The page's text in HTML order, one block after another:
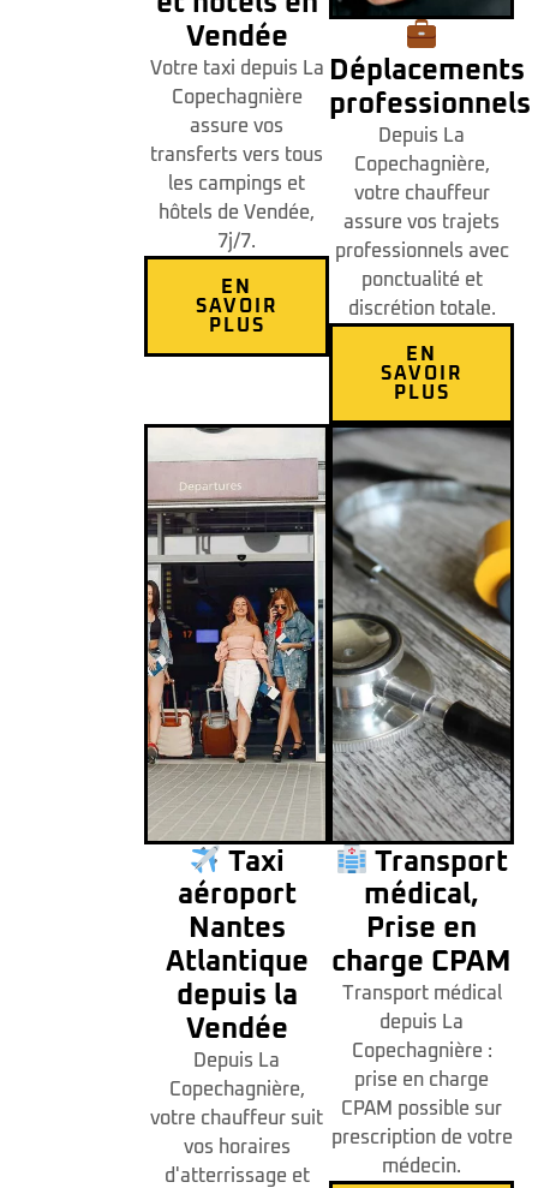
Vendée
Votre taxi depuis La
Copechagnière
assure vos
transferts vers tous
les campings et
hôtels de Vendée,
7j/7.
EN
SAVOIR
PLUS
Déplacements
professionnels
Depuis La
Copechagnière,
votre chauffeur
assure vos trajets
professionnels avec
ponctualité et
discrétion totale.
EN
SAVOIR
PLUS
Taxi
aéroport
Nantes
Atlantique
depuis la
Vendée
Depuis La
Copechagnière,
votre chauffeur suit
vos horaires
d'atterrissage et
Transport
médical,
Prise en
charge CPAM
Transport médical
depuis La
Copechagnière :
prise en charge
CPAM possible sur
prescription de votre
médecin.